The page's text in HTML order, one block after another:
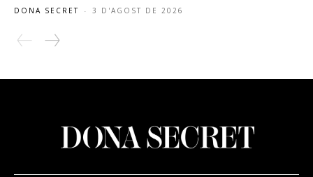
DONA SECRET - 3 D'AGOST DE 2026